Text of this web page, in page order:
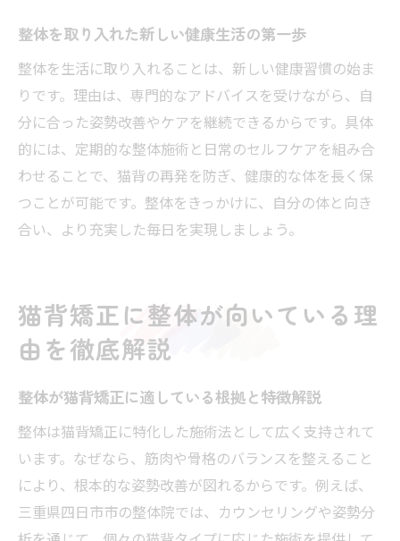
整体を取り入れた新しい健康生活の第一歩
整体を生活に取り入れることは、新しい健康習慣の始ま
りです。理由は、専門的なアドバイスを受けながら、自
分に合った姿勢改善やケアを継続できるからです。具体
的には、定期的な整体施術と日常のセルフケアを組み合
わせることで、猫背の再発を防ぎ、健康的な体を長く保
つことが可能です。整体をきっかけに、自分の体と向き
合い、より充実した毎日を実現しましょう。
猫背矯正に整体が向いている理
由を徹底解説
整体が猫背矯正に適している根拠と特徴解説
整体は猫背矯正に特化した施術法として広く支持されて
います。なぜなら、筋肉や骨格のバランスを整えること
により、根本的な姿勢改善が図れるからです。例えば、
三重県四日市市の整体院では、カウンセリングや姿勢分